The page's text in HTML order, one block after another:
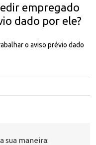
empregado
dado por ele?
o aviso prévio dado
sua maneira: